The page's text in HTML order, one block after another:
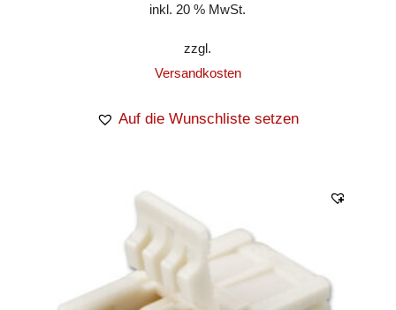
inkl. 20 % MwSt.
zzgl.
Versandkosten
Auf die Wunschliste setzen